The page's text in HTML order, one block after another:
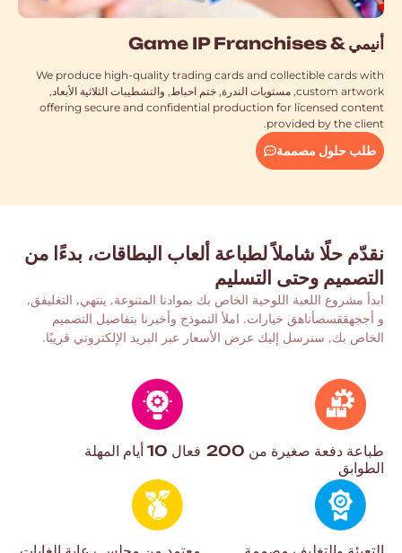
أنيمي &Game IP Franchises
We produce high-quality trading cards and collectible cards with
custom artwork, مستويات الندرة, ختم احباط, والتشطيبات الثلاثية الأبعاد,
offering secure and confidential production for licensed content
provided by the client
.
طلب حلول مصممة
نقدّم حلًا شاملاً لطباعة ألعاب البطاقات، بدءًا من
التصميم وحتى التسليم
ابدأ مشروع اللعبة اللوحية الخاص بك بموادنا المتنوعة, ينتهي, التغليفق,
و أججهققسصأناهق خيارات. املأ النموذج وأخبرنا بتفاصيل التصميم
الخاص بك, سنرسل إليك عرض الأسعار عبر البريد الإلكتروني قريبًا.
طباعة دفعة صغيرة من 200
الطوابق
فعال 10 أيام المهلة